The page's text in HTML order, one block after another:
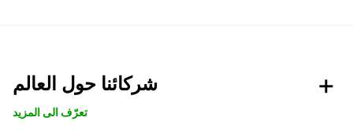
شركائنا حول العالم
تعرّف الى المزيد